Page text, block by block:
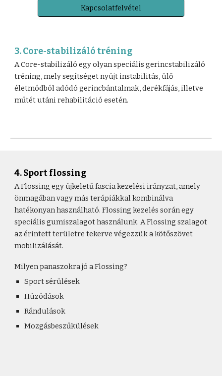
Kapcsolatfelvétel
3. Core-stabilizáló tréning
A Core-stabilizáló egy olyan speciális gerincstabilizáló
tréning, mely segítséget nyújt instabilitás, ülő
életmódból adódó gerincbántalmak, derékfájás, illetve
műtét utáni rehabilitáció esetén.
4. Sport flossing
A Flossing egy újkeletű fascia kezelési irányzat, amely
önmagában vagy más terápiákkal kombinálva
hatékonyan használható. Flossing kezelés során egy
speciális gumiszalagot használunk. A Flossing szalagot
az érintett területre tekerve végezzük a kötőszövet
mobilizálását.
Milyen panaszokra jó a Flossing?
Sport sérülések
Húzódások
Rándulások
Mozgásbeszűkülések